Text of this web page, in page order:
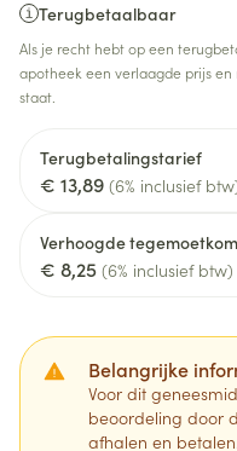
Terugbetaalbaar
Als je recht hebt op een
apotheek een verlaagde prijs
staat.
Terugbetalingstarief
€ 13,89 (6% inclusief
Verhoogde
€ 8,25 (6% inclusief btw)
Belangrijke
Voor dit
beoordeling door
afhalen en